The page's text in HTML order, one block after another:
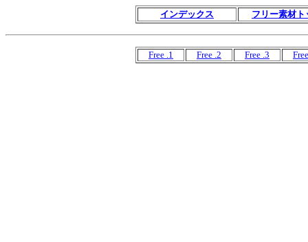
インデックス フリー素材ト
Free .1 Free .2 Free .3